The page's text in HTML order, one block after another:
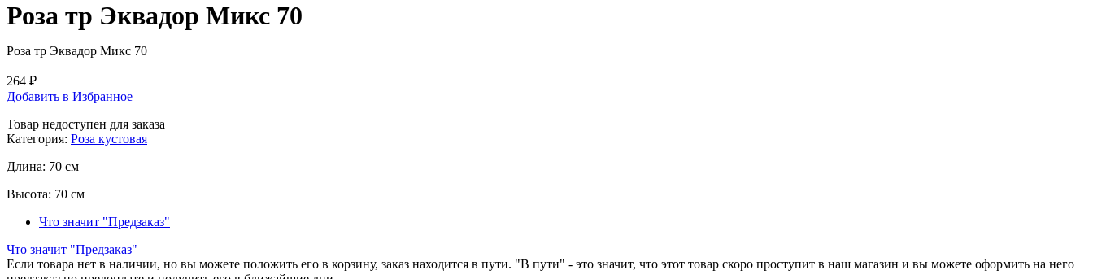
Роза тр Эквадор Микс 70
Роза тр Эквадор Микс 70
264 ₽
Добавить в Избранное
Товар недоступен для заказа
Категория: Роза кустовая
Длина: 70 см
Высота: 70 см
Что значит "Предзаказ"
Что значит "Предзаказ"
Если товара нет в наличии, но вы можете положить его в корзину, заказ находится в пути. "В пути" - это значит, что этот товар скоро проступит в наш магазин и вы можете оформить на него